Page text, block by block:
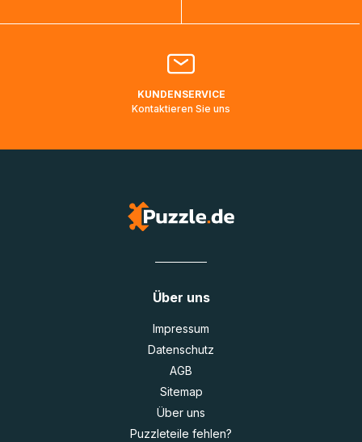
Bitte kontaktieren Sie denKundenservicefalls Ihr Paket
Lieferadressen in Deutschland oder Europa mehrere Tage
KUNDENSERVICE
Kontaktieren Sie uns
Über uns
Impressum
Datenschutz
AGB
Sitemap
Über uns
Puzzleteile fehlen?